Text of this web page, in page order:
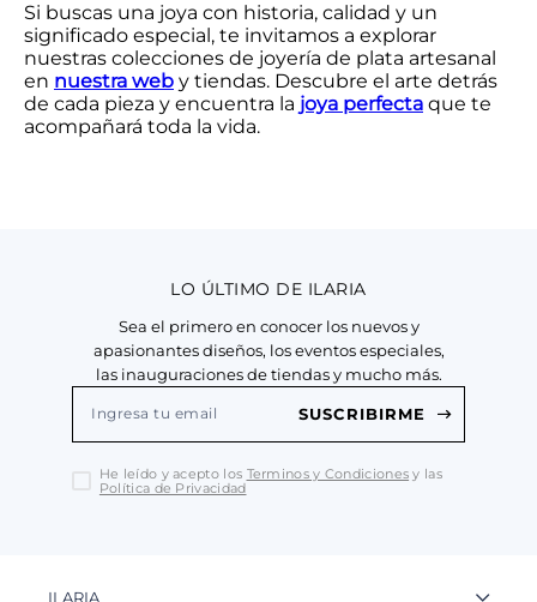
Si buscas una joya con historia, calidad y un
significado especial, te invitamos a explorar
nuestras colecciones de joyería de plata artesanal
en nuestra web y tiendas. Descubre el arte detrás
de cada pieza y encuentra la joya perfecta que te
acompañará toda la vida.
LO ÚLTIMO DE ILARIA
Sea el primero en conocer los nuevos y
apasionantes diseños, los eventos especiales,
las inauguraciones de tiendas y mucho más.
SUSCRIBIRME
He leído y acepto los Terminos y Condiciones y las
Política de Privacidad
ILARIA